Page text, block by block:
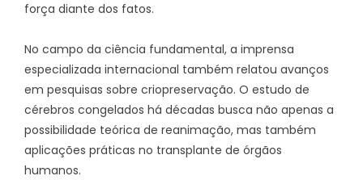
força diante dos fatos.
No campo da ciência fundamental, a imprensa
especializada internacional também relatou avanços
em pesquisas sobre criopreservação. O estudo de
cérebros congelados há décadas busca não apenas a
possibilidade teórica de reanimação, mas também
aplicações práticas no transplante de órgãos
humanos.